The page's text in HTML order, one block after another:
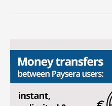
多
币
种
Paysera